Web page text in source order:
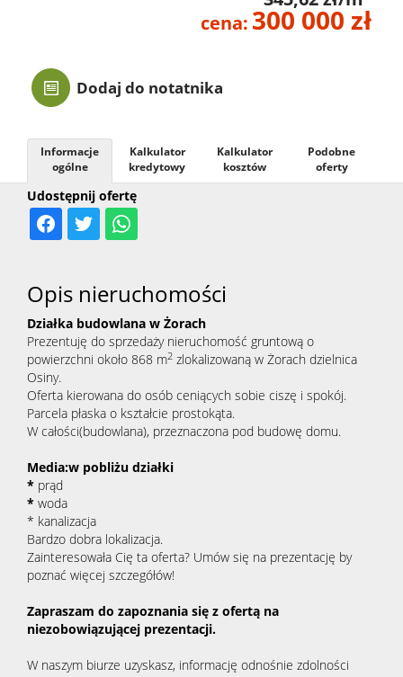
cena: 300 000 zł
Dodaj do notatnika
Udostępnij ofertę
Informacje
ogólne
Kalkulator
kredytowy
Kalkulator
kosztów
Podobne
oferty
Opis nieruchomości
Działka budowlana w Żorach
Prezentuję do sprzedaży nieruchomość gruntową o
powierzchni około 868 m2 zlokalizowaną w Żorach dzielnica
Osiny.
Oferta kierowana do osób ceniących sobie ciszę i spokój.
Parcela płaska o kształcie prostokąta.
W całości(budowlana), przeznaczona pod budowę domu.
Media:w pobliżu działki
* prąd
* woda
* kanalizacja
Bardzo dobra lokalizacja.
Zainteresowała Cię ta oferta? Umów się na prezentację by
poznać więcej szczegółów!
Zapraszam do zapoznania się z ofertą na
niezobowiązującej prezentacji.
W naszym biurze uzyskasz, informację odnośnie zdolności